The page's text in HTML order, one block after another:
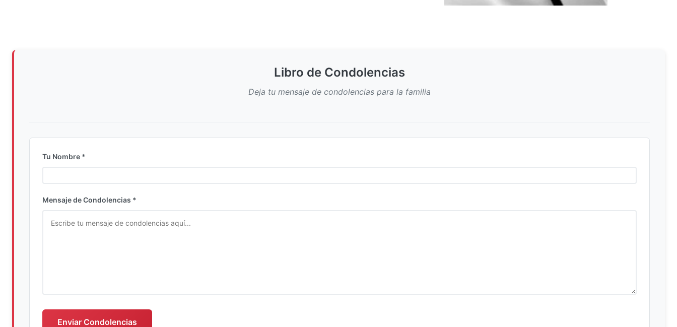
Libro de Condolencias
Deja tu mensaje de condolencias para la familia
Tu Nombre *
Mensaje de Condolencias *
Enviar Condolencias